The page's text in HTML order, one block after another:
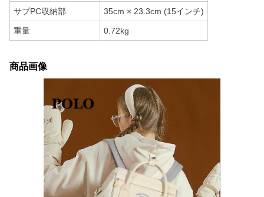
サブPC収納部 35cm × 23.3cm (15インチ)
重量 0.72kg
商品画像